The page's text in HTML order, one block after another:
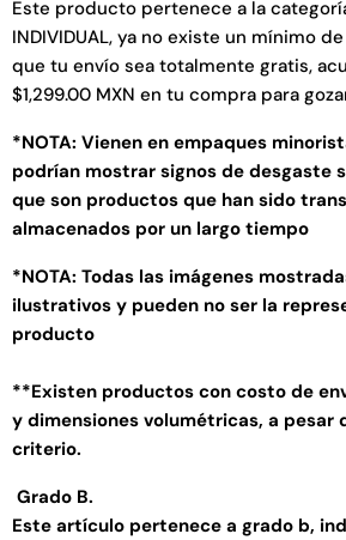
Este producto pertenece a la
INDIVIDUAL, ya no existe un mínimo
que tu envío sea totalmente gratis,
$1,299.00 MXN en tu compra para
*NOTA: Vienen en empaques
podrían mostrar signos de desgaste
que son productos que han sido
almacenados por un largo tiempo
*NOTA: Todas las imágenes
ilustrativos y pueden no ser la
producto
**Existen productos con costo de
y dimensiones volumétricas, a pesar
criterio.
Grado B.
Este artículo pertenece a grado b,